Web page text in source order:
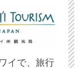
イで、旅行